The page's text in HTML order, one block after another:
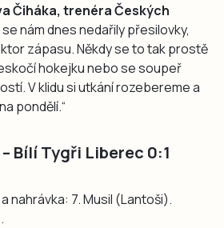
Čiháka, trenéra Českých
se nám dnes nedařily přesilovky,
zápasu. Někdy se to tak prostě
hokejku nebo se soupeř
V klidu si utkání rozebereme a
pondělí.“
Bílí Tygři Liberec 0:1
nahrávka: 7. Musil (Lantoši).